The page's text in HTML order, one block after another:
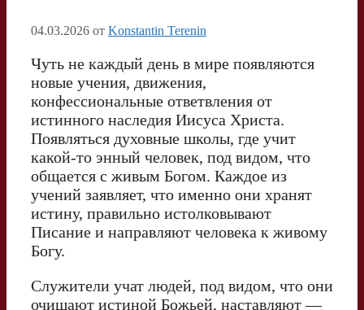
04.03.2026 от Konstantin Terenin
Чуть не каждый день в мире появляются
новые учения, движения,
конфессиональные ответвления от
истинного наследия Иисуса Христа.
Появляться духовные школы, где учит
какой-то энный человек, под видом, что
общается с живым Богом. Каждое из
учений заявляет, что именно они хранят
истину, правильно истолковывают
Писание и направляют человека к живому
Богу.
Служители учат людей, под видом, что они
очищают истиной Божьей, наставляют —